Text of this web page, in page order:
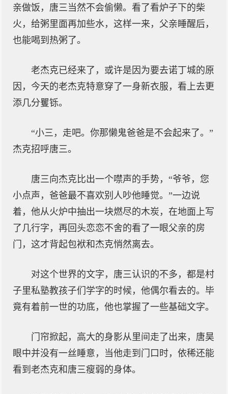
亲做饭，唐三当然不会偷懒。看了看炉子下的柴
火，给粥里面再加些水，这样一来，父亲睡醒后，
也能喝到热粥了。
老杰克已经来了，或许是因为要去诺丁城的原
因，今天的老杰克特意穿了一身新衣服，看上去更
添几分矍铄。
“小三，走吧。你那懒鬼爸爸是不会起来了。”
杰克招呼唐三。
唐三向杰克比出一个噤声的手势，“爷爷，您
小点声，爸爸最不喜欢别人吵他睡觉。”一边说
着，他从火炉中抽出一块燃尽的木炭，在地面上写
了几行字，再回头恋恋不舍的看了一眼父亲的房
门，这才背起包袱和杰克悄然离去。
对这个世界的文字，唐三认识的不多，都是村
子里私塾教孩子们学字的时候，他偶尔看去的。毕
竟有着前一世的功底，他也掌握了一些基础文字。
门帘掀起，高大的身影从里间走了出来，唐昊
眼中并没有一丝睡意，当他走到门口时，依稀还能
看到老杰克和唐三瘦弱的身体。